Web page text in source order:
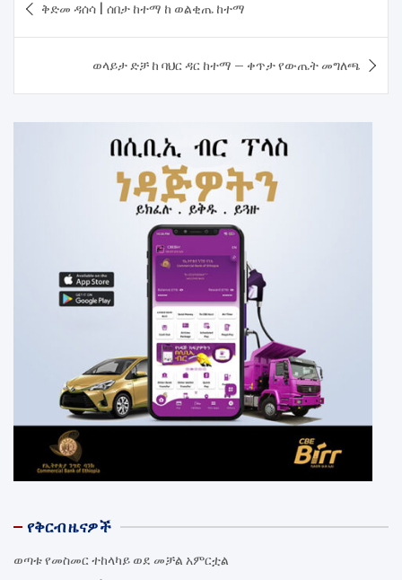
navigation
​ቅድመ ዳሰሳ | ሰበታ ከተማ ከ ወልቂጤ ከተማ
ወላይታ ድቻ ከ ባህር ዳር ከተማ – ቀጥታ የውጤት መግለጫ
የቅርብ ዜናዎች
ወጣቱ የመስመር ተከላካይ ወደ መቻል አምርቷል